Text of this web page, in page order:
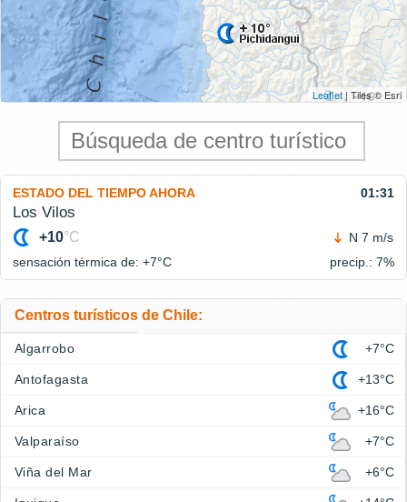
Leaflet| Tiles © Esri
ESTADO DEL TIEMPO AHORA 01:31
Los Vilos
+10°C
N 7 m/s
sensación térmica de: +7°C precip.: 7%
Centros turísticos de Chile:
Algarrobo +7°C
Antofagasta +13°C
Arica +16°C
Valparaíso +7°C
Viña del Mar +6°C